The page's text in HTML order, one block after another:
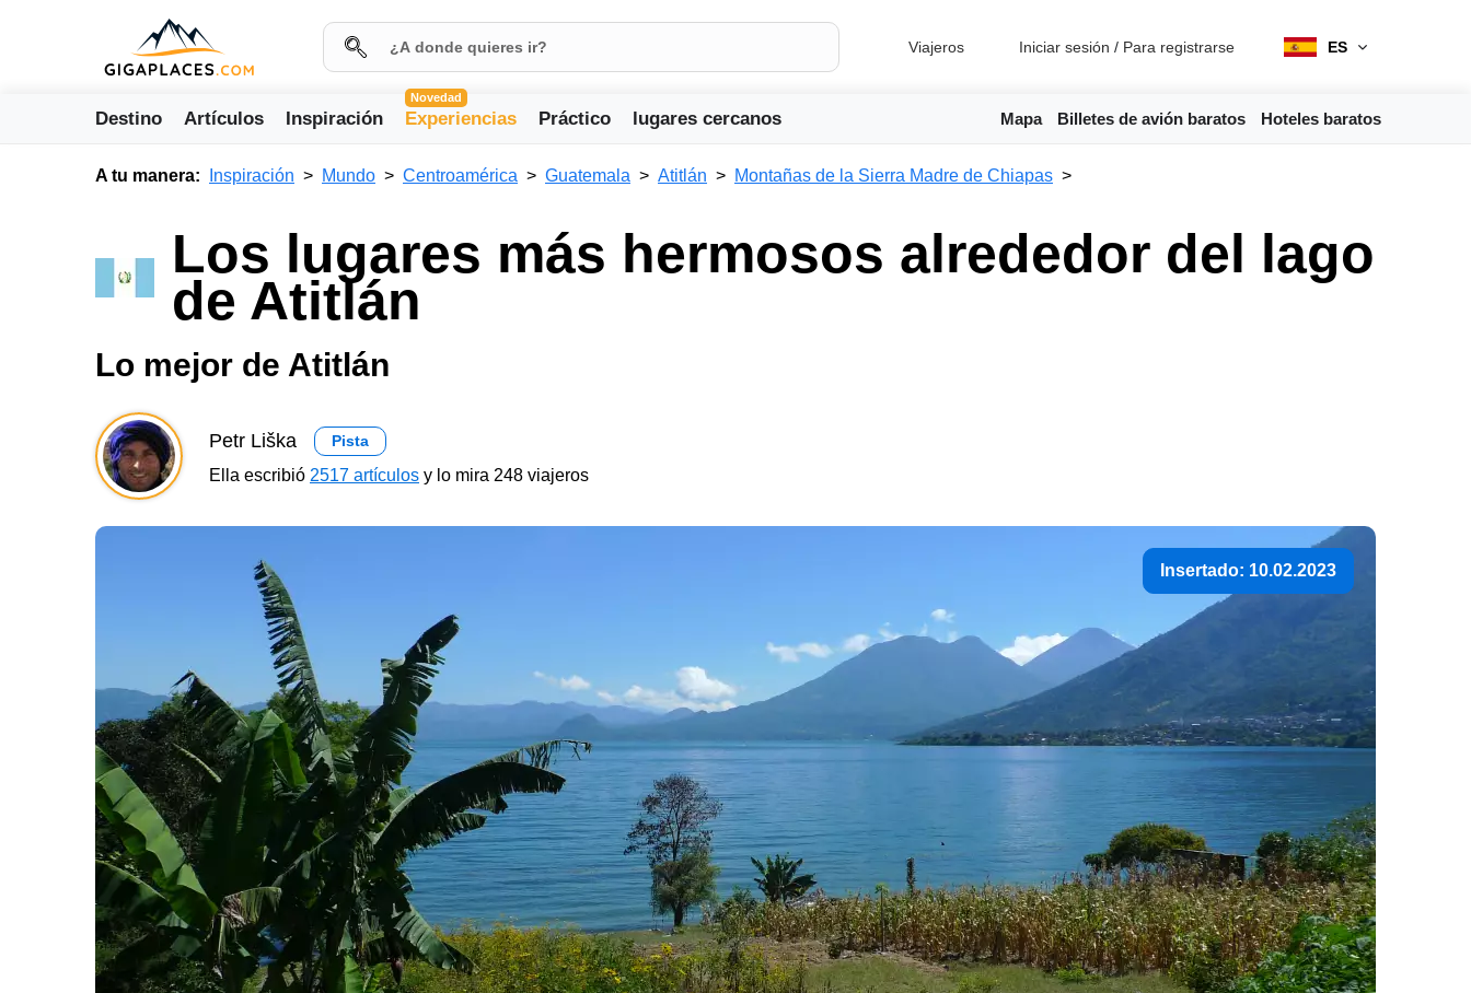
Viajeros Iniciar sesión / Para registrarse ES
Destino Artículos Inspiración
Novedad
Experiencias Práctico lugares cercanos Mapa Billetes de avión baratos Hoteles baratos
A tu manera: Inspiración Mundo Centroamérica Guatemala Atitlán Montañas de la Sierra Madre de Chiapas
Los lugares más hermosos alrededor del lago
de Atitlán
Lo mejor de Atitlán
Petr Liška Pista
Ella escribió 2517 artículos y lo mira 248 viajeros
Insertado: 10.02.2023